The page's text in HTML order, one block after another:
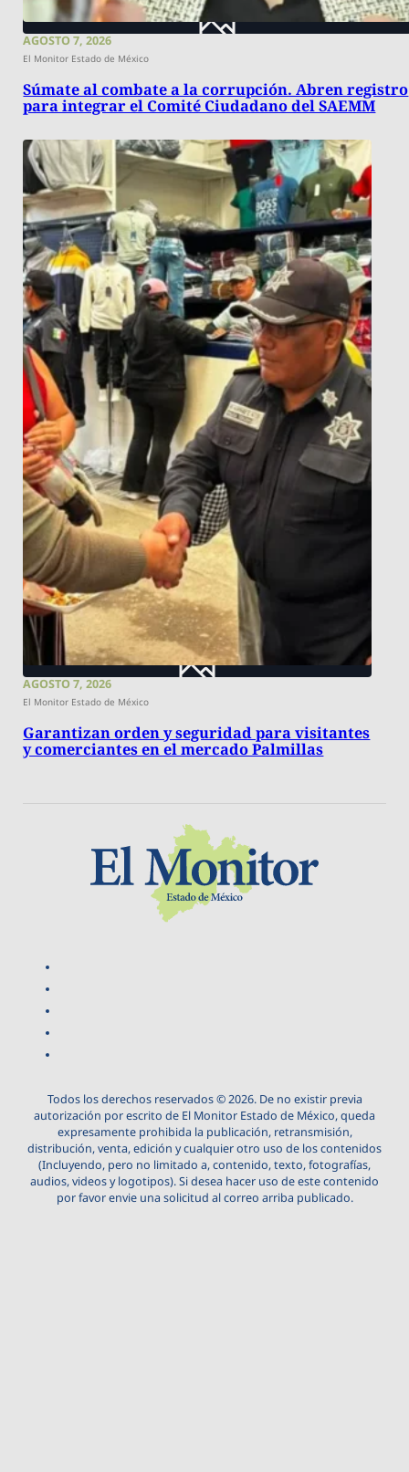
AGOSTO 7, 2026
El Monitor Estado de México
Súmate al combate a la corrupción. Abren registro
para integrar el Comité Ciudadano del SAEMM
AGOSTO 7, 2026
El Monitor Estado de México
Garantizan orden y seguridad para visitantes
y comerciantes en el mercado Palmillas
Todos los derechos reservados © 2026. De no existir previa
autorización por escrito de El Monitor Estado de México, queda
expresamente prohibida la publicación, retransmisión,
distribución, venta, edición y cualquier otro uso de los contenidos
(Incluyendo, pero no limitado a, contenido, texto, fotografías,
audios, videos y logotipos). Si desea hacer uso de este contenido
por favor envie una solicitud al correo arriba publicado.